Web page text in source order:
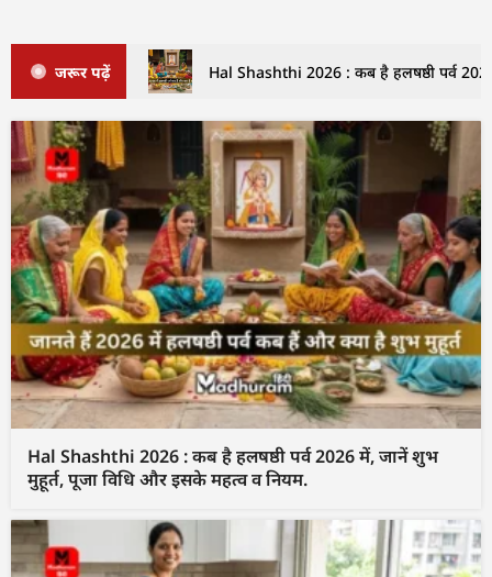
जरूर पढ़ें Hal Shashthi 2026 : कब है हलषष्ठी पर्व
Hal Shashthi 2026 : कब है हलषष्ठी पर्व 2026 में, जानें शुभ
मुहूर्त, पूजा विधि और इसके महत्व व नियम.